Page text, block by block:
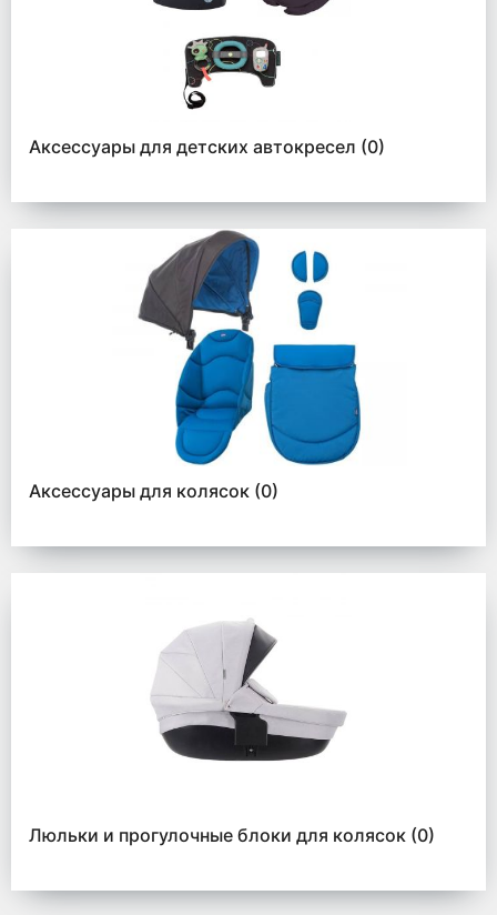
Аксессуары для детских автокресел (0)
Аксессуары для колясок (0)
Люльки и прогулочные блоки для колясок (0)